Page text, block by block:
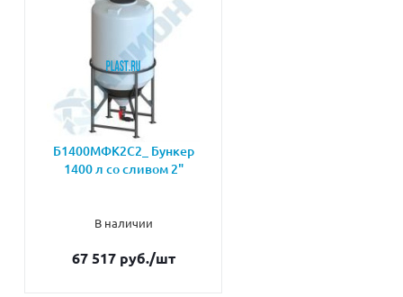
Б1400МФК2С2_ Бункер
1400 л со сливом 2"
В наличии
67 517 руб./шт